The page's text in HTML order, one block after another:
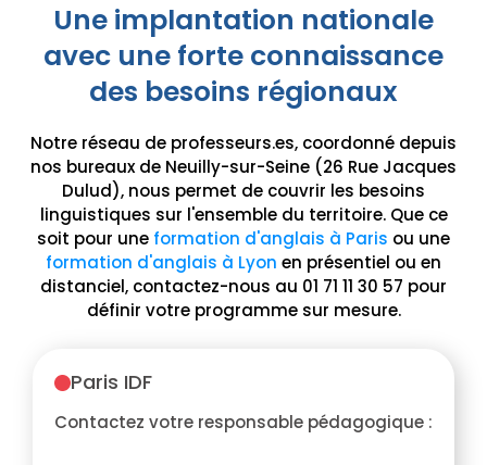
Une implantation nationale
avec une forte connaissance
des besoins régionaux
Notre réseau de professeurs.es, coordonné depuis
nos bureaux de Neuilly-sur-Seine (26 Rue Jacques
Dulud), nous permet de couvrir les besoins
linguistiques sur l'ensemble du territoire. Que ce
soit pour une formation d'anglais à Paris ou une
formation d'anglais à Lyon en présentiel ou en
distanciel, contactez-nous au 01 71 11 30 57 pour
définir votre programme sur mesure.
Paris IDF
Contactez votre responsable pédagogique :